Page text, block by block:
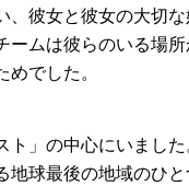
彼女と彼女の大切
ムは彼らのいる場
でした。
」の中心にいまし
球最後の地域のひ